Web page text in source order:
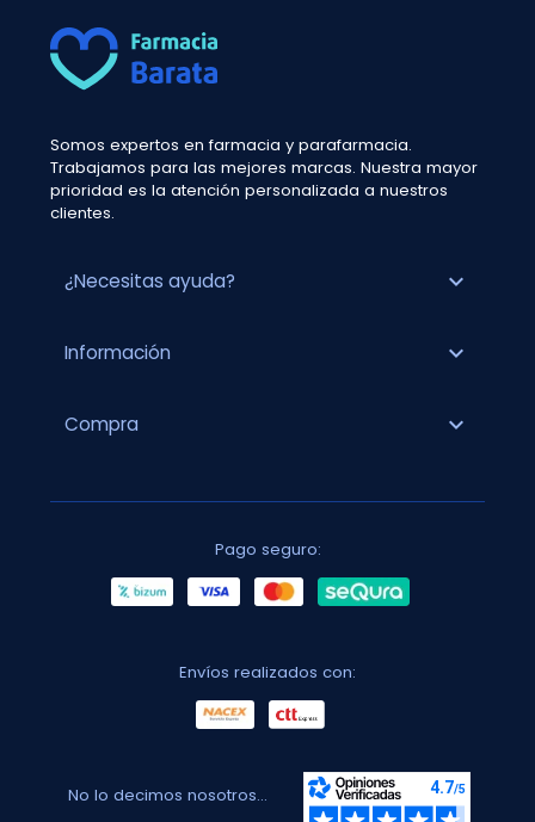
Somos expertos en farmacia y parafarmacia.
Trabajamos para las mejores marcas. Nuestra mayor
prioridad es la atención personalizada a nuestros
clientes.
¿Necesitas ayuda? expand_more
Información expand_more
Compra expand_more
Pago seguro:
Envíos realizados con:
No lo decimos nosotros...